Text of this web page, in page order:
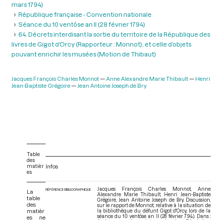
mars 1794)
République française - Convention nationale
Séance du 10 ventôse an II (28 février 1794)
64. Décrets interdisant la sortie du territoire de la République des
livres de Gigot d’Orcy (Rapporteur : Monnot), et celle d’objets
pouvant enrichir les musées (Motion de Thibaut)
Jacques François Charles Monnot Anne Alexandre Marie Thibault
Henri
Jean-Baptiste Grégoire
Jean Antoine Joseph de Bry
Table
des
matièr
es
La
table
des
matièr
es ne
Infos
RÉFÉRENCE BIBLIOGRAPHIQUE
Jacques François Charles Monnot, Anne
Alexandre Marie Thibault, Henri Jean-Baptiste
Grégoire, Jean Antoine Joseph de Bry. Discussion,
sur le rapport de Monnot, relative à la situation de
la bibliothèque du défunt Gigot d'Orcy, lors de la
séance du 10 ventôse an II (28 février 794). Dans :